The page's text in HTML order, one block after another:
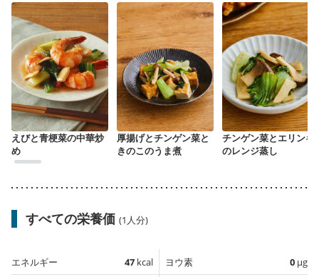
えびと青梗菜の中華炒
め
厚揚げとチンゲン菜と
きのこのうま煮
チンゲン菜とエリンギ
のレンジ蒸し
すべての栄養価 (1人分)
エネルギー 47 kcal
ヨウ素 0 µg